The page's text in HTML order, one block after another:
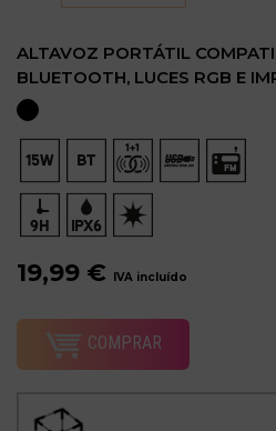
ALTAVOZ PORTÁTIL
BLUETOOTH, LUCES RGB E
19,99 € IVA incluído
COMPRAR